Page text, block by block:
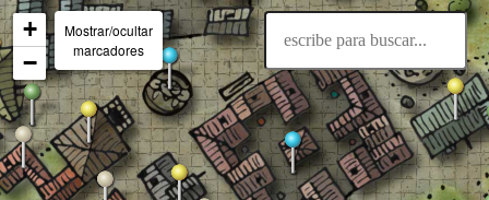
+
−
Mostrar/ocultar
marcadores